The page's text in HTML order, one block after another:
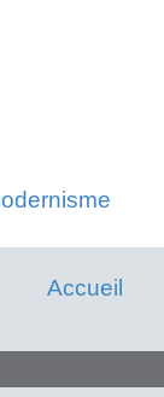
Accueil